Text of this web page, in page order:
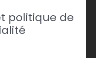
politique de